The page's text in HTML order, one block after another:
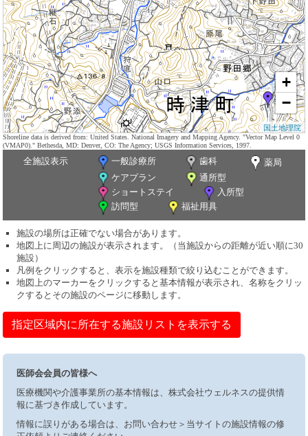
+
−
国土地理院
Shoreline data is derived from: United States. National Imagery and Mapping Agency. "Vector Map Level 0
(VMAP0)." Bethesda, MD: Denver, CO: The Agency; USGS Information Services, 1997.
全施設表示 一般診療所 歯科
薬局
ケアプラン
通所型
ショートステイ
入所型
訪問型
福祉用具
施設の場所は正確でない場合があります。
地図上に周辺の施設が表示されます。（当施設からの距離が近い順に30
施設）
凡例をクリックすると、表示を施設種類で絞り込むことができます。
地図上のマーカーをクリックすると基本情報が表示され、名称をクリッ
クするとその施設のページに移動します。
指定区域内に所在する施設リストを表示する
医師会会員の皆様へ
医療機関や介護事業所の基本情報は、株式会社ウェルネスの提供情
報に基づき作成しています。
情報に誤りがある場合は、お問い合わせ＞当サイトの施設情報の修